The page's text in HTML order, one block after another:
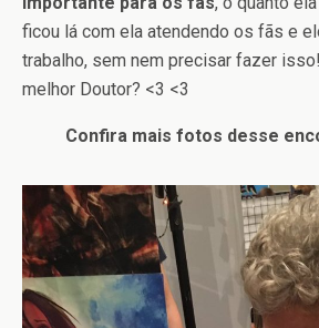
ficou lá com ela atendendo os fãs e
trabalho, sem nem precisar fazer
melhor Doutor? <3 <3
Confira mais fotos desse